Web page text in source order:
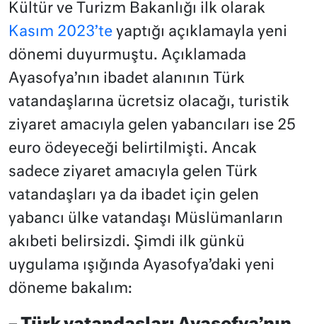
Kültür ve Turizm Bakanlığı ilk olarak
Kasım 2023’te yaptığı açıklamayla yeni
dönemi duyurmuştu. Açıklamada
Ayasofya’nın ibadet alanının Türk
vatandaşlarına ücretsiz olacağı, turistik
ziyaret amacıyla gelen yabancıları ise 25
euro ödeyeceği belirtilmişti. Ancak
sadece ziyaret amacıyla gelen Türk
vatandaşları ya da ibadet için gelen
yabancı ülke vatandaşı Müslümanların
akıbeti belirsizdi. Şimdi ilk günkü
uygulama ışığında Ayasofya’daki yeni
döneme bakalım: